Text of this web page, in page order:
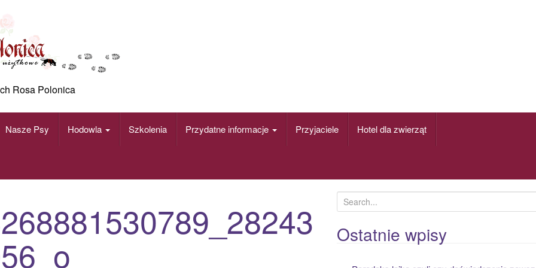
Rosa Polonica
Nasze Psy Hodowla Szkolenia Przydatne informacje Przyjaciele Hotel dla zwierząt
e
a
r
Ostatnie wpisy